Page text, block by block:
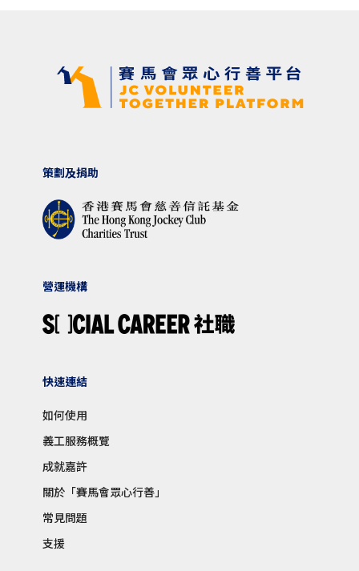
策劃及捐助
營運機構
快速連結
如何使用
義工服務概覽
成就嘉許
關於「賽馬會眾心行善」
常見問題
支援